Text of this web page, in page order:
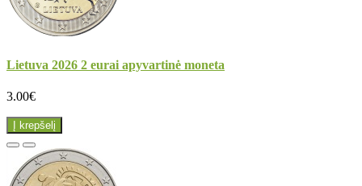
Lietuva 2026 2 eurai apyvartinė moneta
3.00€
Į krepšelį